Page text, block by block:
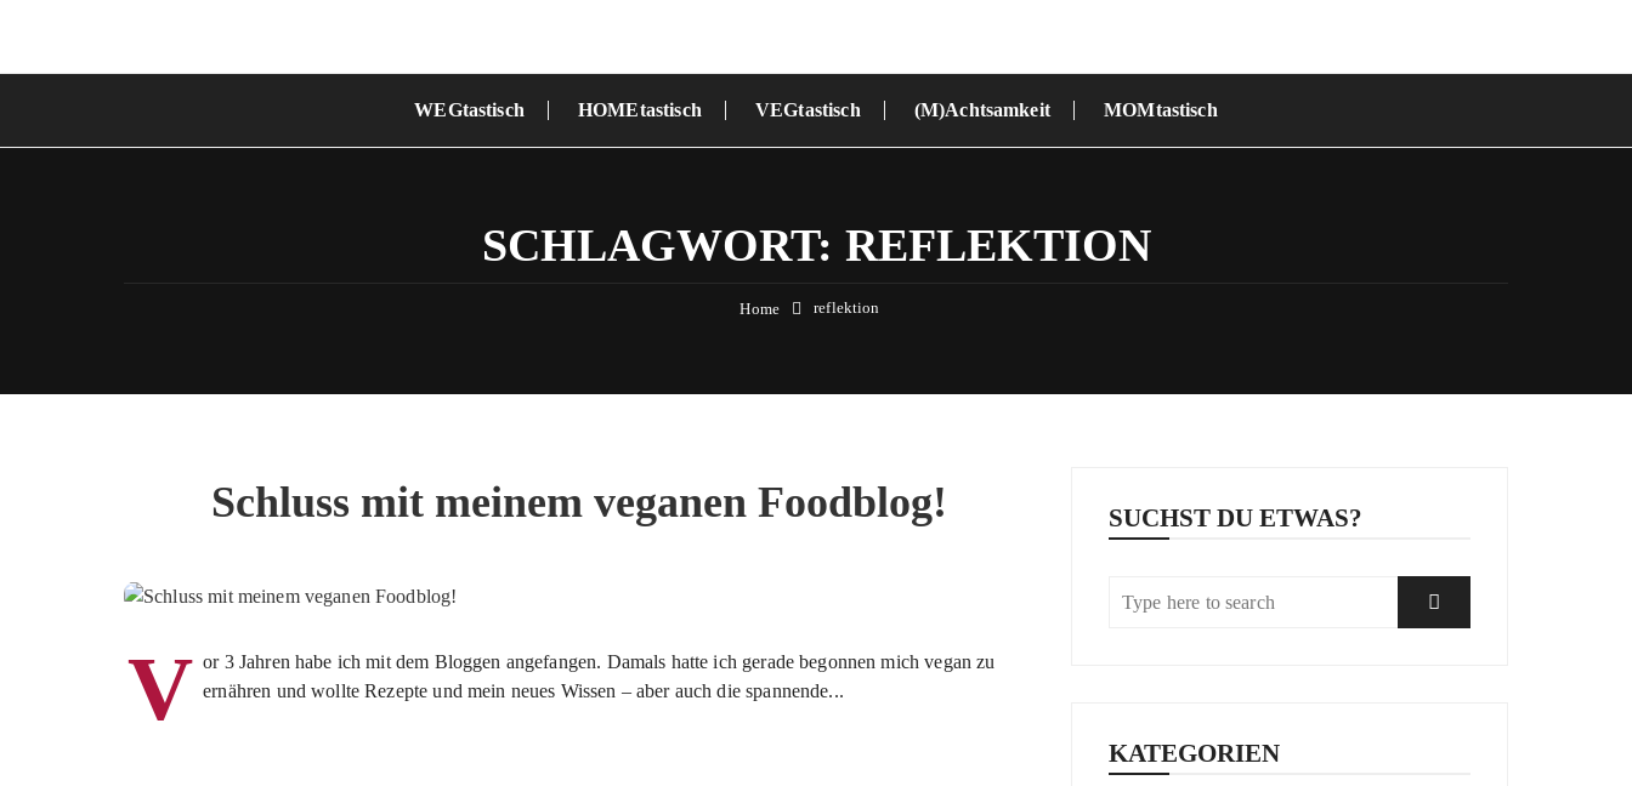
content
WEGtastisch
HOMEtastisch VEGtastisch (M)Achtsamkeit MOMtastisch
SCHLAGWORT: REFLEKTION
Home reflektion
Schluss mit meinem veganen Foodblog!
V or 3 Jahren habe ich mit dem Bloggen angefangen. Damals hatte ich gerade begonnen mich vegan zu
ernähren und wollte Rezepte und mein neues Wissen – aber auch die spannende...
SUCHST DU ETWAS?
KATEGORIEN